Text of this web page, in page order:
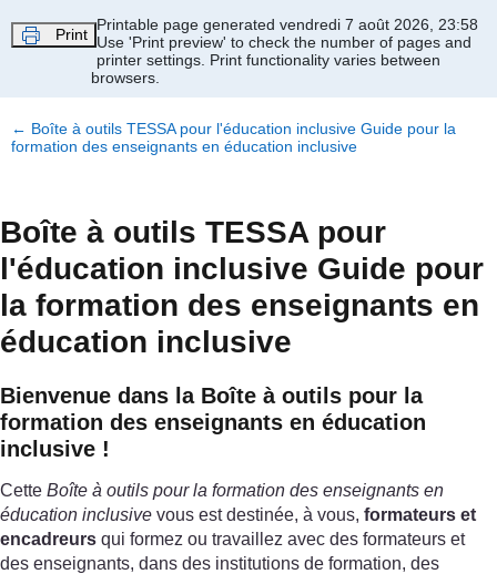
Print
Printable page generated vendredi 7 août 2026, 23:58
Use 'Print preview' to check the number of pages and
printer settings. Print functionality varies between
browsers.
← Boîte à outils TESSA pour l'éducation inclusive Guide pour la
formation des enseignants en éducation inclusive
Boîte à outils TESSA pour
l'éducation inclusive Guide pour
la formation des enseignants en
éducation inclusive
Bienvenue dans la Boîte à outils pour la
formation des enseignants en éducation
inclusive !
Cette Boîte à outils pour la formation des enseignants en
éducation inclusive vous est destinée, à vous, formateurs et
encadreurs qui formez ou travaillez avec des formateurs et
des enseignants, dans des institutions de formation, des